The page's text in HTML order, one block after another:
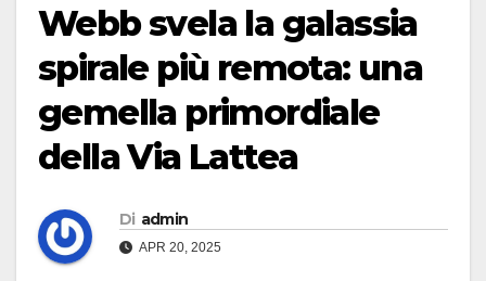
Webb svela la galassia
spirale più remota: una
gemella primordiale
della Via Lattea
Di admin
APR 20, 2025